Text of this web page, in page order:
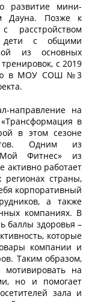
развитие мини-
Дауна. Позже к
расстройством
дети с общими
из основных
с 2019
в МОУ СОШ №3
направление на
в
в этом сезоне
Одним из
Фитнес» из
активно работает
регионах страны,
корпоративный
а также
компаниях. В
баллы здоровья –
которые
компании и
Таким образом,
на
но и помогает
зала и